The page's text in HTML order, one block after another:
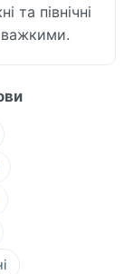
та північні
важкими.